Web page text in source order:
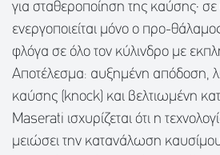
για σταθεροποίηση της καύσης·
ενεργοποιείται μόνο ο προ-
φλόγα σε όλο τον κύλινδρο με
Αποτέλεσμα: αυξημένη απόδοση,
καύσης (knock) και βελτιωμένη
Maserati ισχυρίζεται ότι η
μειώσει την κατανάλωση